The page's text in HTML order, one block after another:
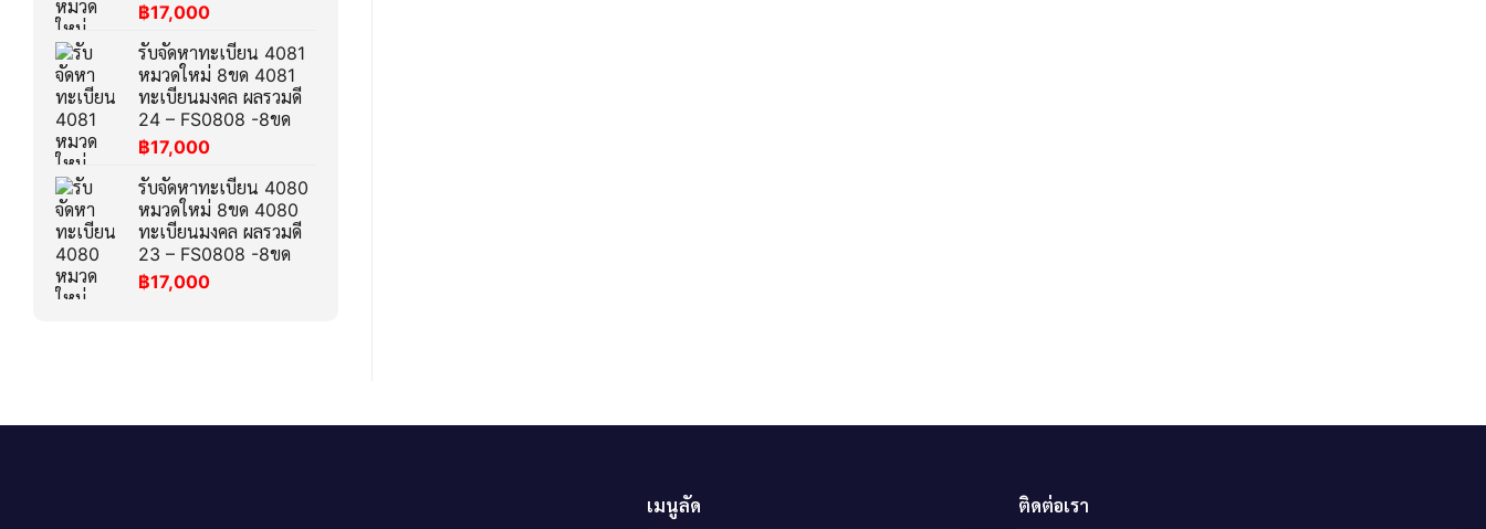
฿17,000
รับจัดหาทะเบียน 4081
หมวดใหม่ 8ขด 4081
ทะเบียนมงคล ผลรวมดี
24 – FS0808 -8ขด
฿17,000
รับจัดหาทะเบียน 4080
หมวดใหม่ 8ขด 4080
ทะเบียนมงคล ผลรวมดี
23 – FS0808 -8ขด
฿17,000
เมนูลัด ติดต่อเรา